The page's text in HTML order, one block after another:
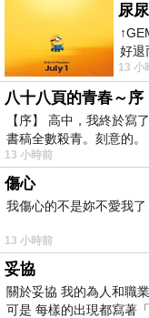
尿
好退
年人
13 小
八十八頁的青春～序
【序】 高中，我終於
書稿全數殺青。刻意的
13 小時前
傷心
我傷心的不是妳不愛我了
13 小時前
妥協
關於妥協 我的為人和職
可是 每樣的出現都寫著